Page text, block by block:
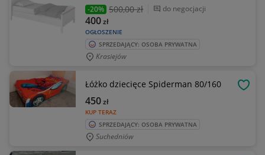
-20% 500,00 zł do negocjacji
OGŁOSZENIE
400zł
SPRZEDAJĄCY: OSOBA PRYWATNA
Krasiejów
Łóżko dziecięce Spiderman 80/160
KUP TERAZ
450zł
SPRZEDAJĄCY: OSOBA PRYWATNA
Suchedniów